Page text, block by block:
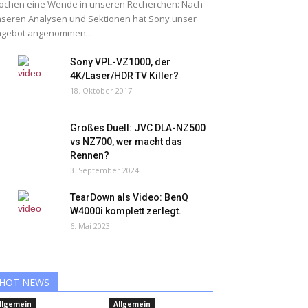
eine Wende in unseren Recherchen: Nach
Analysen und Sektionen hat Sony unser
angenommen...
Sony VPL-VZ1000, der
4K/Laser/HDR TV Killer?
18. Oktober 2017
Großes Duell: JVC DLA-NZ500
vs NZ700, wer macht das
Rennen?
3. September 2024
TearDown als Video: BenQ
W4000i komplett zerlegt.
6. Mai 2023
HOT NEWS
Allgemein